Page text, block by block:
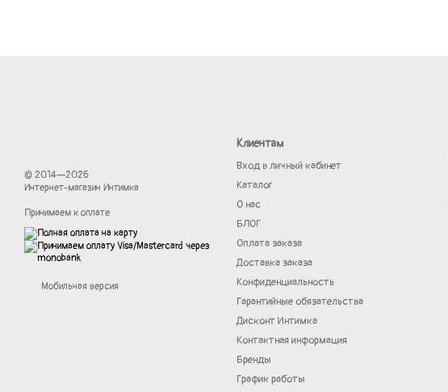
© 2014—2026
Интернет-магазин Интимка
Принимаем к оплате
Мобильная версия
Клиентам
Вход в личный кабинет
Каталог
О нас
БЛОГ
Оплата заказа
Доставка заказа
Конфиденциальность
Гарантийные обязательства
Дисконт Интимка
Контактная информация
Бренды
График работы